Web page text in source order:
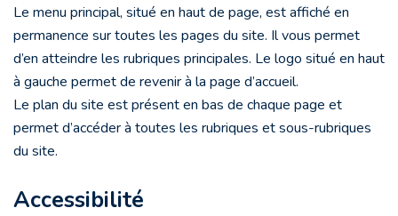
Le menu principal, situé en haut de page, est affiché en
permanence sur toutes les pages du site. Il vous permet
d’en atteindre les rubriques principales. Le logo situé en haut
à gauche permet de revenir à la page d’accueil.
Le plan du site est présent en bas de chaque page et
permet d’accéder à toutes les rubriques et sous-rubriques
du site.
Accessibilité